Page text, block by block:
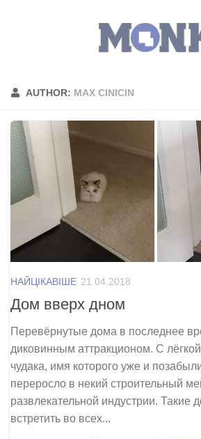
AUTHOR: MAX CINICIN
НАЙЦІКАВІШЕ 21.04.2018
Дом вверх дном
Перевёрнутые дома в последнее
диковинным аттракционом. С
чудака, имя которого уже и
переросло в некий строительный
развлекательной индустрии. Такие
встретить во всех...